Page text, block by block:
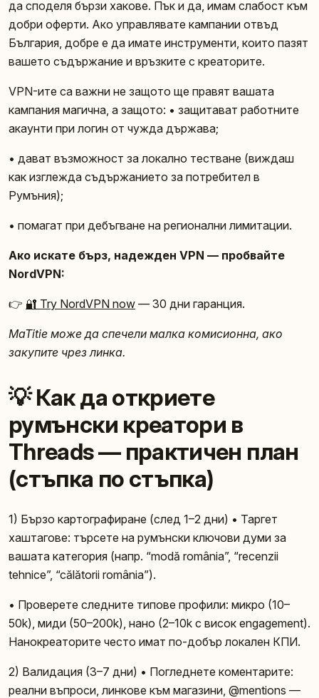
да споделя бързи хакове. Пък и да, имам слабост към
добри оферти. Ако управлявате кампании отвъд
България, добре е да имате инструменти, които пазят
вашето съдържание и връзките с креаторите.
VPN-ите са важни не защото ще правят вашата
кампания магична, а защото: • защитават работните
акаунти при логин от чужда държава;
• дават възможност за локално тестване (виждаш
как изглежда съдържанието за потребител в
Румъния);
• помагат при дебъгване на регионални лимитации.
Ако искате бърз, надежден VPN — пробвайте
NordVPN:
👉 🔐 Try NordVPN now — 30 дни гаранция.
MaTitie може да спечели малка комисионна, ако
закупите чрез линка.
💡 Как да откриете
румънски креатори в
Threads — практичен план
(стъпка по стъпка)
1) Бързо картографиране (след 1–2 дни) • Таргет
хаштагове: търсете на румънски ключови думи за
вашата категория (напр. “modă românia”, “recenzii
tehnice”, “călătorii românia”).
• Проверете следните типове профили: микро (10–
50k), миди (50–200k), нано (2–10k с висок engagement).
Нанокреаторите често имат по-добър локален КПИ.
2) Валидация (3–7 дни) • Погледнете коментарите:
реални въпроси, линкове към магазини, @mentions —